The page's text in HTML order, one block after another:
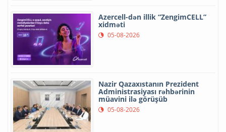
Azercell-dən illik “ZengimCELL”
xidməti
05-08-2026
Nazir Qazaxıstanın Prezident
Administrasiyası rəhbərinin
müavini ilə görüşüb
05-08-2026